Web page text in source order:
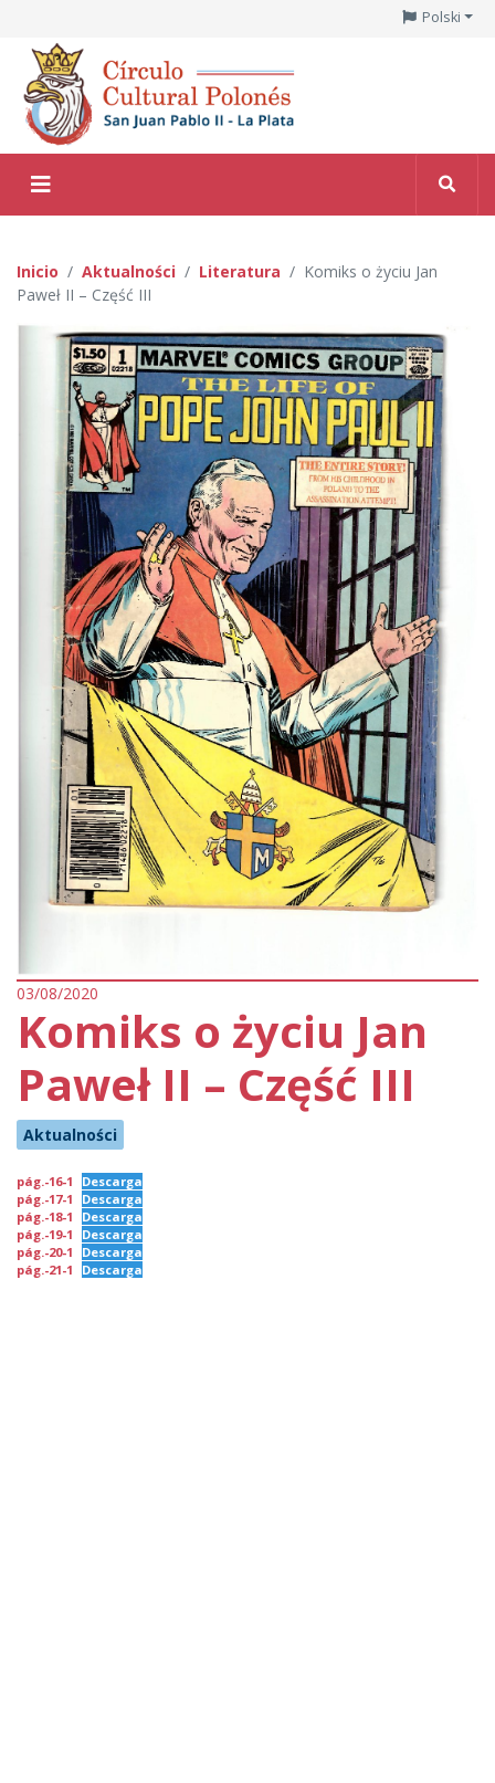
Polski
Inicio Aktualności Literatura
Komiks o życiu Jan
Paweł II – Część III
03/08/2020
Komiks o życiu Jan
Paweł II – Część III
Aktualności
pág.-16-1
Descarga
pág.-17-1
Descarga
pág.-18-1
Descarga
pág.-19-1
Descarga
pág.-20-1
Descarga
pág.-21-1
Descarga